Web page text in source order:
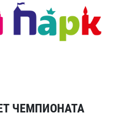
ЧЕМПИОНАТА